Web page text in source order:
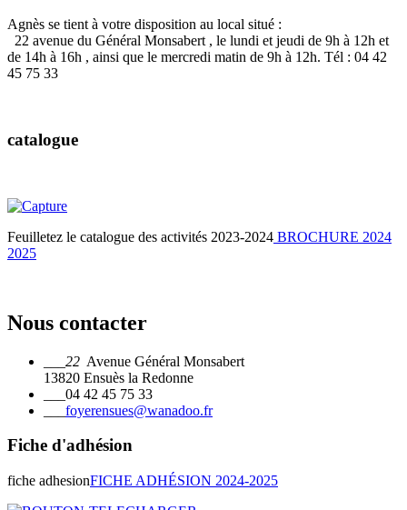
Agnès se tient à votre disposition au local situé :
22 avenue du Général Monsabert , le lundi et jeudi de 9h à 12h et
de 14h à 16h , ainsi que le mercredi matin de 9h à 12h. Tél : 04 42
45 75 33
catalogue
Feuilletez le catalogue des activités 2023-2024 BROCHURE 2024
2025
Nous contacter
___22 Avenue Général Monsabert
13820 Ensuès la Redonne
04 42 45 75 33
foyerensues@wanadoo.fr
Fiche d'adhésion
fiche adhesionFICHE ADHÉSION 2024-2025